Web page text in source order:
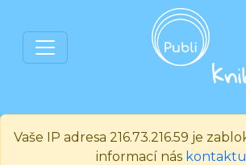
Vaše IP adresa 216.73.216.59 je
informací nás